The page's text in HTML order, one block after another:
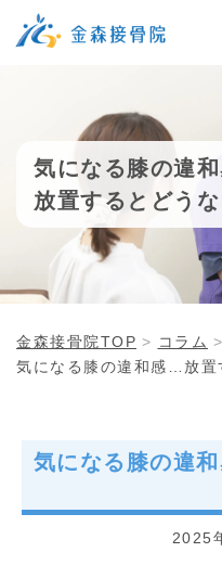
気になる膝の違
放置するとどうな
金森接骨院TOP コラム
気になる膝の違和感…放置
気になる膝の違
2025